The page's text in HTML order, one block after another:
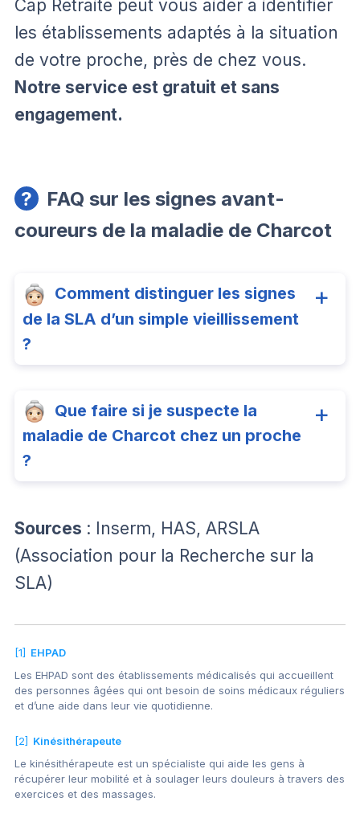
Cap Retraite peut vous aider à identifier
les établissements adaptés à la situation
de votre proche, près de chez vous.
Notre service est gratuit et sans
engagement.
FAQ sur les signes avant-
coureurs de la maladie de Charcot
Comment distinguer les signes
de la SLA d’un simple vieillissement
?
Que faire si je suspecte la
maladie de Charcot chez un proche
?
Sources : Inserm, HAS, ARSLA
(Association pour la Recherche sur la
SLA)
[1] EHPAD
Les EHPAD sont des établissements médicalisés qui accueillent
des personnes âgées qui ont besoin de soins médicaux réguliers
et d’une aide dans leur vie quotidienne.
[2] Kinésithérapeute
Le kinésithérapeute est un spécialiste qui aide les gens à
récupérer leur mobilité et à soulager leurs douleurs à travers des
exercices et des massages.